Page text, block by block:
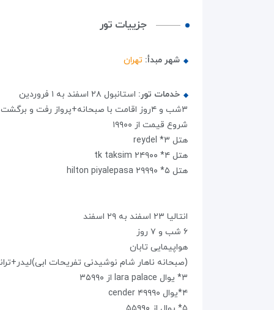
جزییات تور
شهر مبدأ: تهران
خدمات تور: استانبول ۲۸ اسفند به ۱ فروردین
۳شب و ۴روز اقامت با صبحانه+پرواز رفت و برگشت هواپیمایی پگاسوس+ترانسفر رفت و برگشت+گشت شهری با ناهار+لیدر فارسی زبان
شروع قیمت از ۱۹۹۰۰
هتل ۳* reydel
هتل ۴* tk taksim ۲۴۹۰۰
هتل ۵* hilton piyalepasa ۲۹۹۹۰
انتالیا ۲۳ اسفند به ۲۹ اسفند
۶ شب و ۷ روز
هواپیمایی تابان
(صبحانه ناهار شام نوشیدنی تفریحات
۳* یوال lara palace از ۳۵۹۹۰
۴*یوال cender ۴۹۹۹۰